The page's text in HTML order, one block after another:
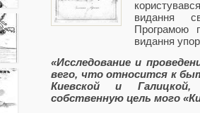
видання
Програмою
видання
«Исследование и
вего, что относится к
Киевской и
собственную цель мого